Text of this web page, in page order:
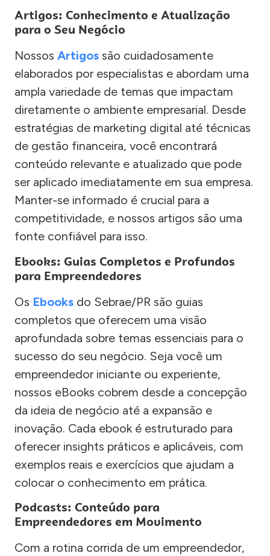
Artigos: Conhecimento e Atualização
para o Seu Negócio
Nossos Artigos são cuidadosamente
elaborados por especialistas e abordam uma
ampla variedade de temas que impactam
diretamente o ambiente empresarial. Desde
estratégias de marketing digital até técnicas
de gestão financeira, você encontrará
conteúdo relevante e atualizado que pode
ser aplicado imediatamente em sua empresa.
Manter-se informado é crucial para a
competitividade, e nossos artigos são uma
fonte confiável para isso.
Ebooks: Guias Completos e Profundos
para Empreendedores
Os Ebooks do Sebrae/PR são guias
completos que oferecem uma visão
aprofundada sobre temas essenciais para o
sucesso do seu negócio. Seja você um
empreendedor iniciante ou experiente,
nossos eBooks cobrem desde a concepção
da ideia de negócio até a expansão e
inovação. Cada ebook é estruturado para
oferecer insights práticos e aplicáveis, com
exemplos reais e exercícios que ajudam a
colocar o conhecimento em prática.
Podcasts: Conteúdo para
Empreendedores em Movimento
Com a rotina corrida de um empreendedor,